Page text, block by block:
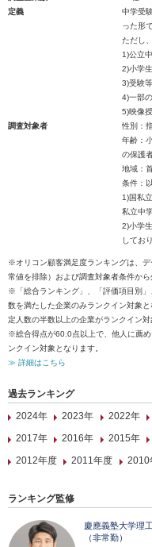
定義
中学受
った形
ただし
1)公立
2)小学
3)受験
4)一部
5)映像
調査対象者
性別：
年齢：
の保護
地域：
条件：
1)国私
私立中
2)小学
してお
※オリコン顧客満足度ランキングは、
常値を排除）および調査対象者条件か
※「総合ランキング」、「評価項目別
数を満たした企業のみランクイン対象
定人数の半数以上の企業がランクイン対
※総合得点が60.0点以上で、他人に薦
ンクイン対象となります。
≫ 詳細はこちら
過去ランキング
2024年
2023年 2022年
2017年
2016年 2015年
2012年度
2011年度 2010
ランキング監修
慶應義塾大学理
（非常勤）